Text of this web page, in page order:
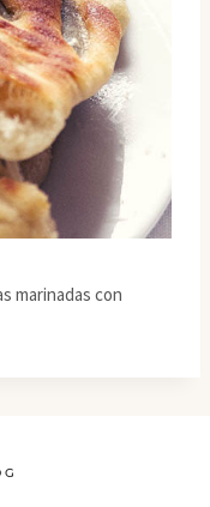
marinadas con